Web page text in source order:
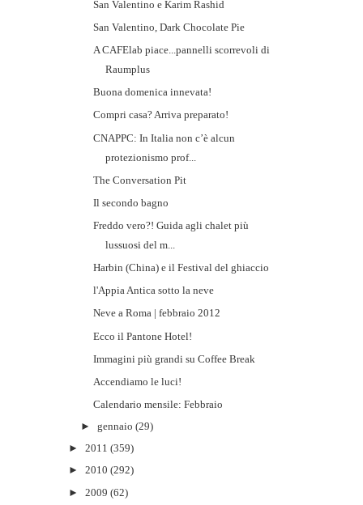
San Valentino e Karim Rashid
San Valentino, Dark Chocolate Pie
A CAFElab piace...pannelli scorrevoli di
Raumplus
Buona domenica innevata!
Compri casa? Arriva preparato!
CNAPPC: In Italia non c’è alcun
protezionismo prof...
The Conversation Pit
Il secondo bagno
Freddo vero?! Guida agli chalet più
lussuosi del m...
Harbin (China) e il Festival del ghiaccio
l'Appia Antica sotto la neve
Neve a Roma | febbraio 2012
Ecco il Pantone Hotel!
Immagini più grandi su Coffee Break
Accendiamo le luci!
Calendario mensile: Febbraio
►gennaio (29)
► 2011 (359)
► 2010 (292)
► 2009 (62)